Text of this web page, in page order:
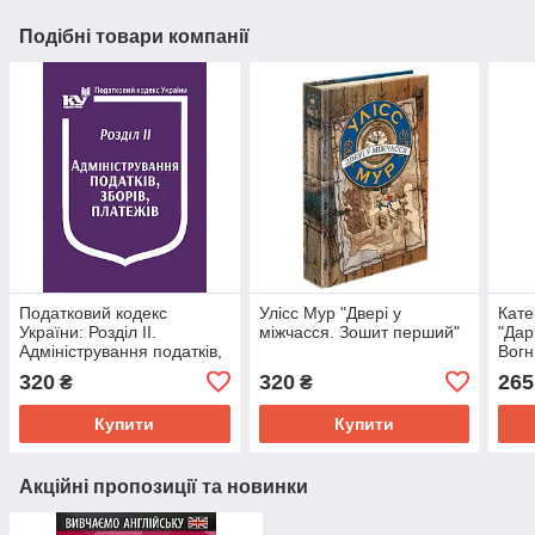
Подібні товари компанії
Податковий кодекс
України: Розділ ІІ.
Адміністрування податків,
320 ₴
Купити
Улісс Мур "Двері у
міжчасся. Зошит перший"
320₴
Купити
265
Акційні пропозиції та новинки